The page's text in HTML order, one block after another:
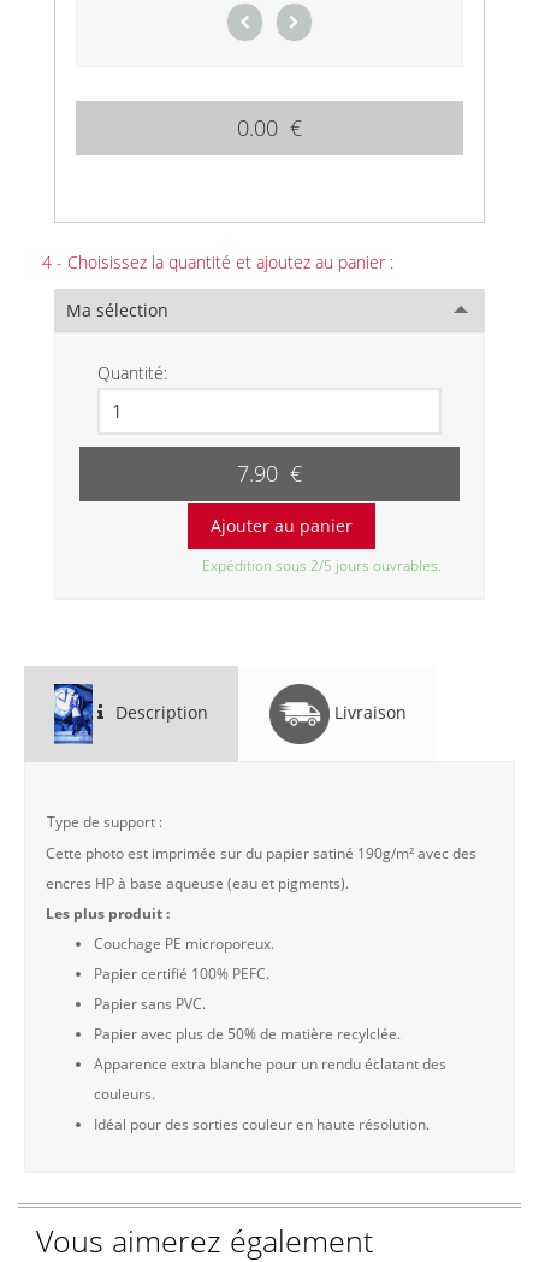
0.00 €
4 - Choisissez la quantité et ajoutez au panier :
Ma sélection
Quantité:
7.90 €
Expédition sous 2/5 jours ouvrables.
Description Livraison
Type de support :
Cette photo est imprimée sur du papier satiné 190g/m² avec des
encres HP à base aqueuse (eau et pigments).
Les plus produit :
Couchage PE microporeux.
Papier certifié 100% PEFC.
Papier sans PVC.
Papier avec plus de 50% de matière recylclée.
Apparence extra blanche pour un rendu éclatant des
couleurs.
Idéal pour des sorties couleur en haute résolution.
Vous aimerez également